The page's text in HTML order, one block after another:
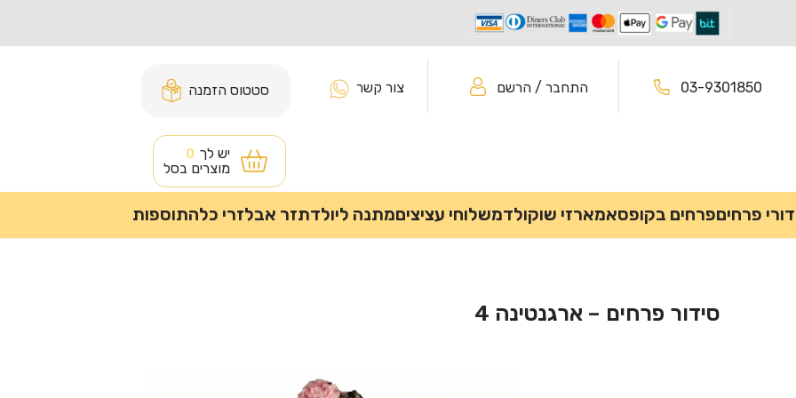
03-9301850 התחבר / הרשם צור קשר סטטוס הזמנה
יש לך 0
מוצרים בסל
פרחיםפרחים בקופסאמארזי שוקולדמשלוחי עציציםמתנה ליולדתזר אבלזרי כלהתוספות
סידור פרחים – ארגנטינה 4